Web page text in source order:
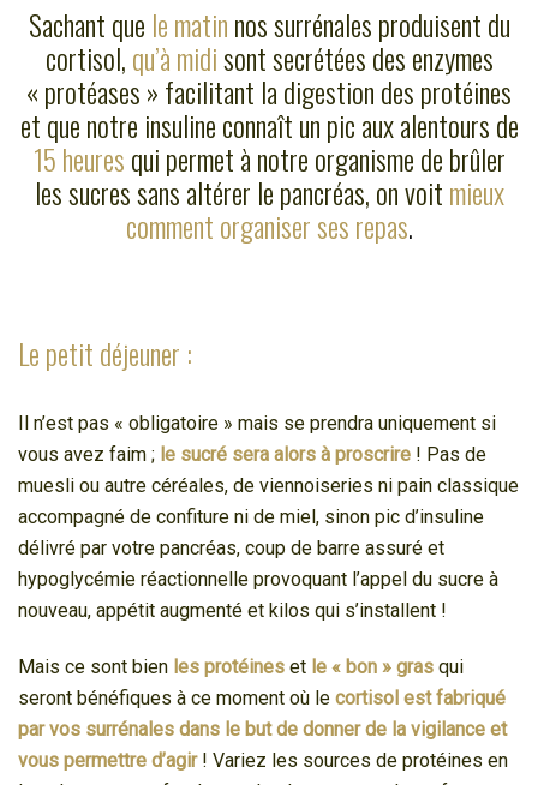
Sachant que le matinnos surrénales produisent du
cortisol,qu’à midisont secrétées des enzymes
« protéases » facilitant la digestion des protéines
et que notre insuline connaît un pic aux alentours de
15 heuresqui permet à notre organisme de brûler
les sucres sans altérer le pancréas, on voitmieux
comment organiser ses repas.
Le petit déjeuner :
Il n’est pas « obligatoire » mais se prendra uniquement si
vous avez faim ; le sucré sera alors à proscrire ! Pas de
muesli ou autre céréales, de viennoiseries ni pain classique
accompagné de confiture ni de miel, sinon pic d’insuline
délivré par votre pancréas, coup de barre assuré et
hypoglycémie réactionnelle provoquant l’appel du sucre à
nouveau, appétit augmenté et kilos qui s’installent !
Mais ce sont bien les protéines et le « bon » gras qui
seront bénéfiques à ce moment où le cortisol est fabriqué
par vos surrénales dans le but de donner de la vigilance et
vous permettre d’agir ! Variez les sources de protéines en